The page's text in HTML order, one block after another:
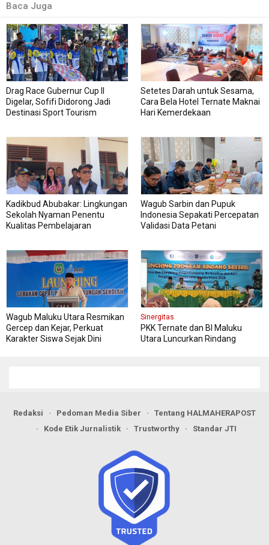
Baca Juga
Drag Race Gubernur Cup II
Digelar, Sofifi Didorong Jadi
Destinasi Sport Tourism
Setetes Darah untuk Sesama,
Cara Bela Hotel Ternate Maknai
Hari Kemerdekaan
Kadikbud Abubakar: Lingkungan
Sekolah Nyaman Penentu
Kualitas Pembelajaran
Wagub Sarbin dan Pupuk
Indonesia Sepakati Percepatan
Validasi Data Petani
Wagub Maluku Utara Resmikan
Gercep dan Kejar, Perkuat
Karakter Siswa Sejak Dini
Sinergitas
PKK Ternate dan BI Maluku
Utara Luncurkan Rindang
Redaksi Pedoman Media Siber
Tentang HALMAHERAPOST
Kode Etik Jurnalistik
Trustworthy Standar JTI